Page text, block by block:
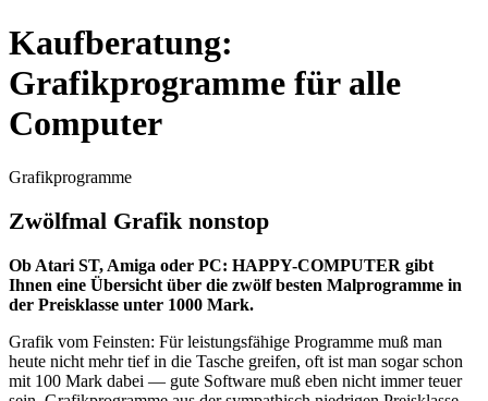
Kaufberatung:
Grafikprogramme für alle
Computer
Grafikprogramme
Zwölfmal Grafik nonstop
Ob Atari ST, Amiga oder PC: HAPPY-COMPUTER gibt
Ihnen eine Übersicht über die zwölf besten Malprogramme in
der Preisklasse unter 1000 Mark.
Grafik vom Feinsten: Für leistungsfähige Programme muß man
heute nicht mehr tief in die Tasche greifen, oft ist man sogar schon
mit 100 Mark dabei — gute Software muß eben nicht immer teuer